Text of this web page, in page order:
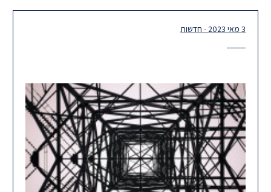
3 מאי 2023 - חדשות